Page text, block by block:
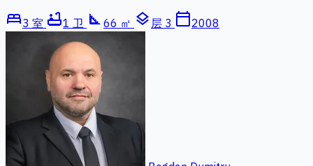
bed3 室 bathtub1 卫 square_foot 66 ㎡ layers 层 3 calendar_today2008